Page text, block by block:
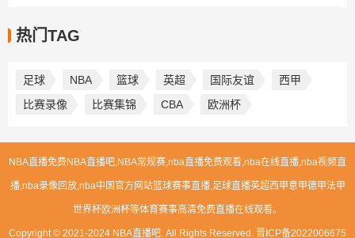
热门TAG
足球 NBA 篮球 英超 国际友谊
西甲
比赛录像
比赛集锦 CBA 欧洲杯
NBA直播免费NBA直播吧,NBA常规赛,nba直播免费观看,nba在线直播,nba视频直
播,nba录像回放,nba中国官方网站篮球赛事直播,足球直播英超西甲意甲德甲法甲
世界杯欧洲杯等体育赛事高清免费直播在线观看。
Copyright © 2021-2024 NBA直播吧. All Rights Reserved. 晋ICP备2022006675